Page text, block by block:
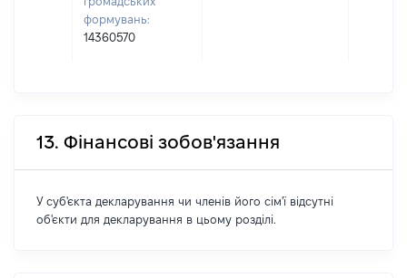
формувань:
14360570
13. Фінансові зобов'язання
У суб'єкта декларування чи членів його сім'ї відсутні
об'єкти для декларування в цьому розділі.